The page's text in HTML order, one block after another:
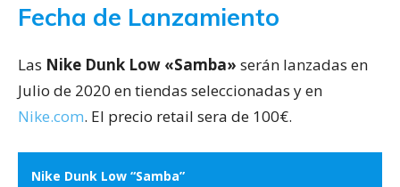
Fecha de Lanzamiento
Las Nike Dunk Low «Samba» serán lanzadas en
Julio de 2020 en tiendas seleccionadas y en
Nike.com. El precio retail sera de 100€.
Nike Dunk Low “Samba”